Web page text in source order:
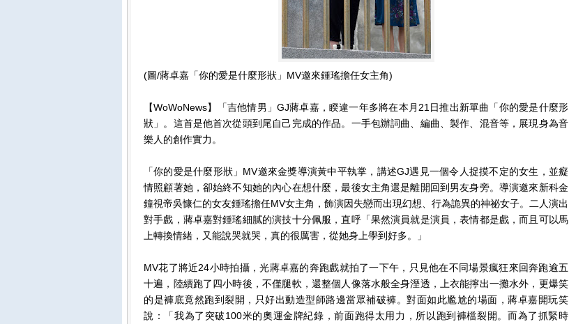
(圖/蔣卓嘉「你的愛是什麼形狀」MV邀來鍾瑤擔任女主角)
【WoWoNews】「吉他情男」GJ蔣卓嘉，睽違一年多將在本月21日推出新單曲「你的愛是什麼形
狀」。這首是他首次從頭到尾自己完成的作品。一手包辦詞曲、編曲、製作、混音等，展現身為音
樂人的創作實力。
「你的愛是什麼形狀」MV邀來金獎導演黃中平執掌，講述GJ遇見一個令人捉摸不定的女生，並癡
情照顧著她，卻始終不知她的內心在想什麼，最後女主角還是離開回到男友身旁。導演邀來新科金
鐘視帝吳慷仁的女友鍾瑤擔任MV女主角，飾演因失戀而出現幻想、行為詭異的神祕女子。二人演出
對手戲，蔣卓嘉對鍾瑤細膩的演技十分佩服，直呼「果然演員就是演員，表情都是戲，而且可以馬
上轉換情緒，又能說哭就哭，真的很厲害，從她身上學到好多。」
MV花了將近24小時拍攝，光蔣卓嘉的奔跑戲就拍了一下午，只見他在不同場景瘋狂來回奔跑逾五
十遍，陸續跑了四小時後，不僅腿軟，還整個人像落水般全身溼透，上衣能擰出一攤水外，更爆笑
的是褲底竟然跑到裂開，只好出動造型師路邊當眾補破褲。對面如此尷尬的場面，蔣卓嘉開玩笑
說：「我為了突破100米的奧運金牌紀錄，前面跑得太用力，所以跑到褲檔裂開。而為了抓緊時